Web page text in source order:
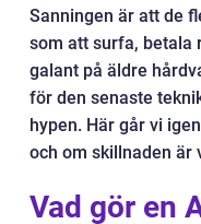
Sanningen är att de
som att surfa, betala
galant på äldre
för den senaste
hypen. Här går vi
och om skillnaden är
Vad gör en